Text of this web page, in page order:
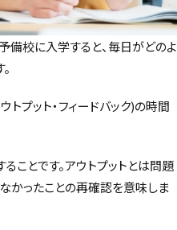
備校に入学すると、毎日がどのよ
プット・フィードバック)の時間
ことです。アウトプットとは問題
かったことの再確認を意味しま